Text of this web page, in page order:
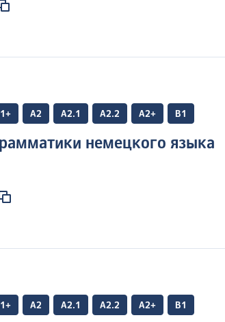
A2 A2.1 A2.2 A2+ B1
немецкого языка
A2 A2.1 A2.2 A2+ B1